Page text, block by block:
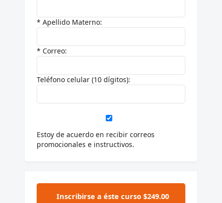
* Apellido Materno:
* Correo:
Teléfono celular (10 dígitos):
Estoy de acuerdo en recibir correos
promocionales e instructivos.